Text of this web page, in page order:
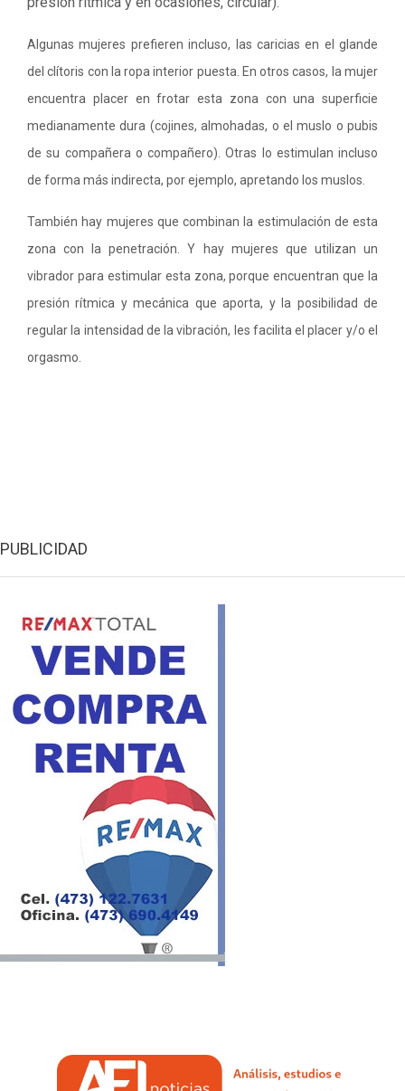
Algunas mujeres prefieren incluso, las caricias en el glande
del clítoris con la ropa interior puesta. En otros casos, la mujer
encuentra placer en frotar esta zona con una superficie
medianamente dura (cojines, almohadas, o el muslo o pubis
de su compañera o compañero). Otras lo estimulan incluso
de forma más indirecta, por ejemplo, apretando los muslos.
También hay mujeres que combinan la estimulación de esta
zona con la penetración. Y hay mujeres que utilizan un
vibrador para estimular esta zona, porque encuentran que la
presión rítmica y mecánica que aporta, y la posibilidad de
regular la intensidad de la vibración, les facilita el placer y/o el
orgasmo.
PUBLICIDAD